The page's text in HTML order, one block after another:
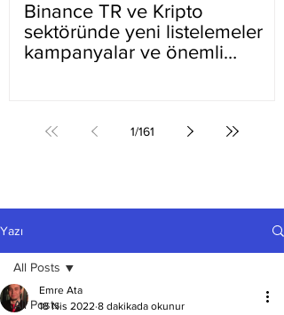
Binance TR ve Kripto
sektöründe yeni listelemeler
kampanyalar ve önemli
1/161
Yazı
All Posts
All Posts
Emre Ata
18 Nis 2022 8 dakikada okunur